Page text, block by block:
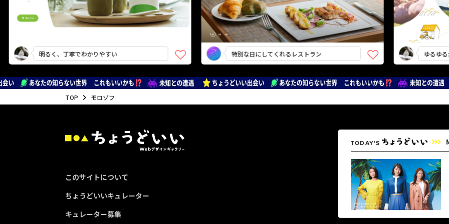
明るく、丁寧でわかりやすい 特別な日にしてくれるレストラン ゆるゆるかわい
TOP モロゾフ
このサイトについて
ちょうどいいキュレーター
キュレーター募集
TODAY'S